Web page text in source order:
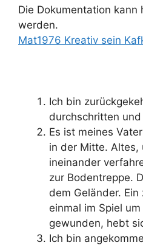
Die Dokumentation kann
werden.
Mat1976 Kreativ sein
Ich bin
durchschritten
Es ist meines
in der Mitte. Altes,
ineinander
zur Bodentreppe.
dem Geländer.
einmal im Spiel
gewunden, hebt
Ich bin